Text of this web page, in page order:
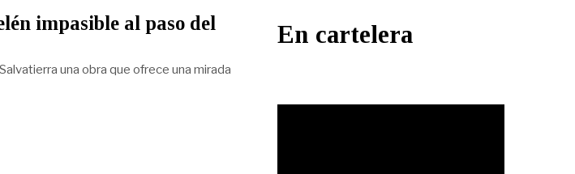
impasible al paso del
una obra que ofrece una mirada
En cartelera